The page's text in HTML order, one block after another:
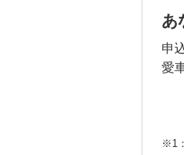
あ
申
愛
※1